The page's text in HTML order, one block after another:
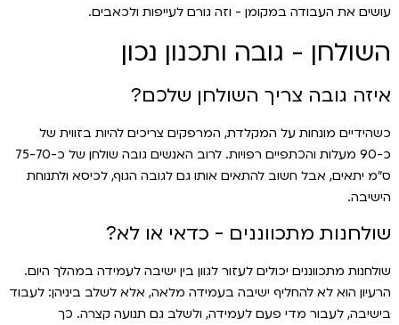
עושים את העבודה במקומן - וזה גורם לעייפות ולכאבים.
השולחן - גובה ותכנון נכון
איזה גובה צריך השולחן שלכם?
כשהידיים מונחות על המקלדת, המרפקים צריכים להיות בזווית של
כ-90 מעלות והכתפיים רפויות. לרוב האנשים גובה שולחן של כ-75-70
ס״מ יתאים, אבל חשוב להתאים אותו גם לגובה הגוף, לכיסא ולתנוחת
הישיבה.
שולחנות מתכווננים - כדאי או לא?
שולחנות מתכווננים יכולים לעזור לגוון בין ישיבה לעמידה במהלך היום.
הרעיון הוא לא להחליף ישיבה בעמידה מלאה, אלא לשלב ביניהן: לעבוד
בישיבה, לעבור מדי פעם לעמידה, ולשלב גם תנועה קצרה. כך